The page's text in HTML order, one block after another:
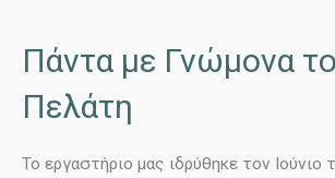
Πάντα με Γνώμονα
Πελάτη
Το εργαστήριο μας ιδρύθηκε τον Ιούνιο